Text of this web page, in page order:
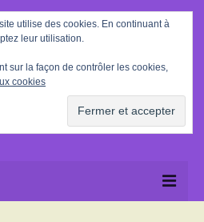
utilise des cookies. En continuant à
leur utilisation.
sur la façon de contrôler les cookies,
cookies